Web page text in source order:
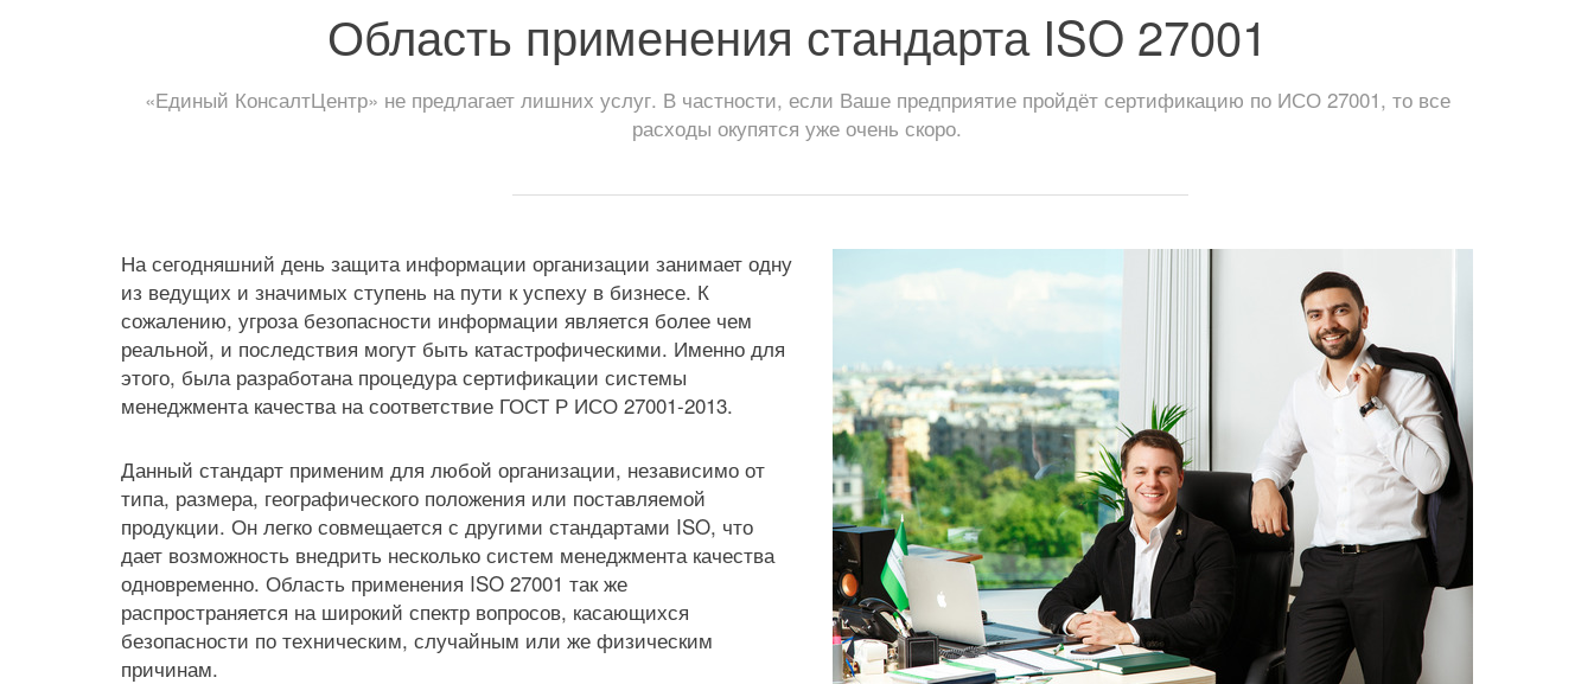
Область применения стандарта ISO 27001
«Единый КонсалтЦентр» не предлагает лишних услуг. В частности, если Ваше предприятие пройдёт сертификацию по ИСО 27001, то все
расходы окупятся уже очень скоро.
На сегодняшний день защита информации организации занимает одну
из ведущих и значимых ступень на пути к успеху в бизнесе. К
сожалению, угроза безопасности информации является более чем
реальной, и последствия могут быть катастрофическими. Именно для
этого, была разработана процедура сертификации системы
менеджмента качества на соответствие ГОСТ Р ИСО 27001-2013.
Данный стандарт применим для любой организации, независимо от
типа, размера, географического положения или поставляемой
продукции. Он легко совмещается с другими стандартами ISO, что
дает возможность внедрить несколько систем менеджмента качества
одновременно. Область применения ISO 27001 так же
распространяется на широкий спектр вопросов, касающихся
безопасности по техническим, случайным или же физическим
причинам.